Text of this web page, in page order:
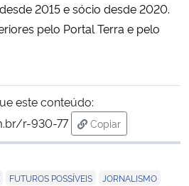
2015 e sócio desde 2020.
pelo Portal Terra e pelo
este conteúdo:
r-930-77
Copiar
para área de
FUTUROS POSSÍVEIS JORNALISMO